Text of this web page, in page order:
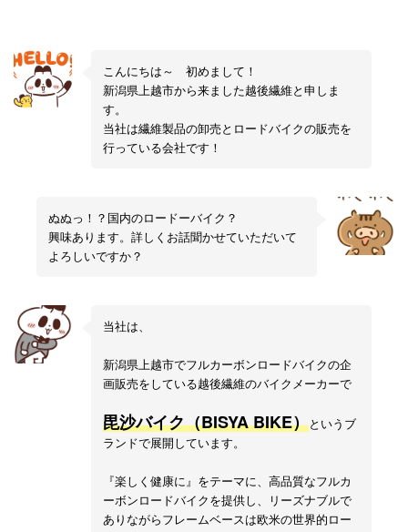
こんにちは～ 初めまして！
新潟県上越市から来ました越後繊維と申しま
す。
当社は繊維製品の卸売とロードバイクの販売を
行っている会社です！
ぬぬっ！？国内のロードーバイク？
興味あります。詳しくお話聞かせていただいて
よろしいですか？
当社は、
新潟県上越市でフルカーボンロードバイクの企
画販売をしている越後繊維のバイクメーカーで
毘沙バイク（BISYA BIKE）というブ
ランドで展開しています。
『楽しく健康に』をテーマに、高品質なフルカ
ーボンロードバイクを提供し、リーズナブルで
ありながらフレームベースは欧米の世界的ロー